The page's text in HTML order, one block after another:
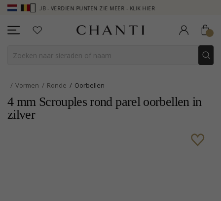
CLUB - VERDIEN PUNTEN ZIE MEER - KLIK HIER
Vormen Ronde Oorbellen
4 mm Scrouples rond parel oorbellen in
zilver